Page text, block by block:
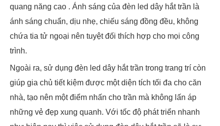
quang năng cao . Ánh sáng của đèn led dây hắt trần là
ánh sáng chuẩn, dịu nhẹ, chiếu sáng đồng đều, không
chứa tia tử ngoại nên tuyệt đối thích hợp cho mọi công
trình.
Ngoài ra, sử dụng đèn led dây hắt trần trong trang trí còn
giúp gia chủ tiết kiệm được một diện tích tối đa cho căn
nhà, tạo nên một điểm nhấn cho trần mà không lấn áp
những vẻ đẹp xung quanh. Với tốc độ phát triển nhanh